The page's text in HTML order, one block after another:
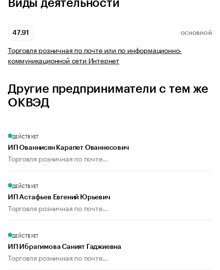
Виды деятельности
47.91 ОСНОВНОЙ
Торговля розничная по почте или по информационно-
коммуникационной сети Интернет
Другие предприниматели с тем же
ОКВЭД
ДЕЙСТВУЕТ
ИП Ованнисян Карапет Ованнесович
Торговля розничная по почте...
ДЕЙСТВУЕТ
ИП Астафьев Евгений Юрьевич
Торговля розничная по почте...
ДЕЙСТВУЕТ
ИП Ибрагимова Саният Гаджиевна
Торговля розничная по почте...